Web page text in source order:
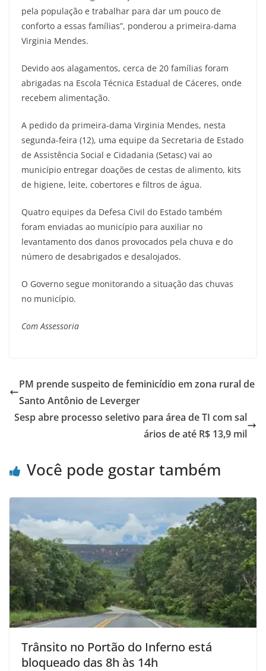
pela população e trabalhar para dar um pouco de
conforto a essas famílias”, ponderou a primeira-dama
Virginia Mendes.
Devido aos alagamentos, cerca de 20 famílias foram
abrigadas na Escola Técnica Estadual de Cáceres, onde
recebem alimentação.
A pedido da primeira-dama Virginia Mendes, nesta
segunda-feira (12), uma equipe da Secretaria de Estado
de Assistência Social e Cidadania (Setasc) vai ao
município entregar doações de cestas de alimento, kits
de higiene, leite, cobertores e filtros de água.
Quatro equipes da Defesa Civil do Estado também
foram enviadas ao município para auxiliar no
levantamento dos danos provocados pela chuva e do
número de desabrigados e desalojados.
O Governo segue monitorando a situação das chuvas
no município.
Com Assessoria
PM prende suspeito de feminicídio em zona rural de
Santo Antônio de Leverger
Sesp abre processo seletivo para área de TI com sal
ários de até R$ 13,9 mil
Você pode gostar também
Trânsito no Portão do Inferno está
bloqueado das 8h às 14h